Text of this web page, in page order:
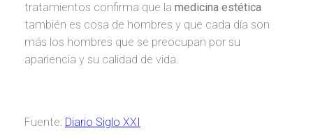
tratamientos confirma que la medicina estética
también es cosa de hombres y que cada día son
más los hombres que se preocupan por su
apariencia y su calidad de vida.
Fuente: Diario Siglo XXI